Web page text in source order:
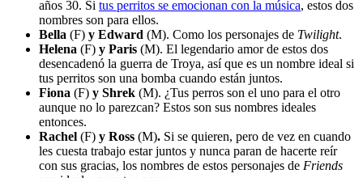
años 30. Si tus perritos se emocionan con la música, estos dos
nombres son para ellos.
Bella (F) y Edward (M). Como los personajes de Twilight.
Helena (F) y Paris (M). El legendario amor de estos dos
desencadenó la guerra de Troya, así que es un nombre ideal si
tus perritos son una bomba cuando están juntos.
Fiona (F) y Shrek (M). ¿Tus perros son el uno para el otro
aunque no lo parezcan? Estos son sus nombres ideales
entonces.
Rachel (F) y Ross (M). Si se quieren, pero de vez en cuando
les cuesta trabajo estar juntos y nunca paran de hacerte reír
con sus gracias, los nombres de estos personajes de Friends